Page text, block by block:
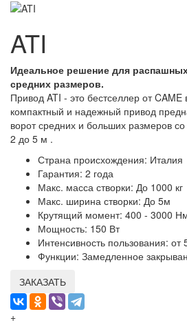
ATI
Идеальное решение для
средних размеров.
Привод ATI - это бестселлер от
компактный и надежный привод
ворот средних и больших размеров
2 до 5 м .
Страна происхождения: Италия
Гарантия: 2 года
Макс. масса створки: До 1000 кг
Макс. ширина створки: До 5м
Крутящий момент: 400 - 3000
Мощность: 150 Вт
Интенсивность пользования: от
Функции: Замедленное
ЗАКАЗАТЬ
+